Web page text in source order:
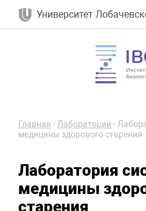
Университет
Главная -Лаборатории -
медицины здорового старения
Лаборатория
медицины
старения